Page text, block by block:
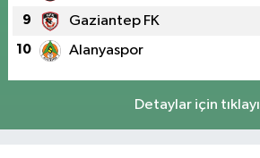
9 Gaziantep FK
10 Alanyaspor
Detaylar için